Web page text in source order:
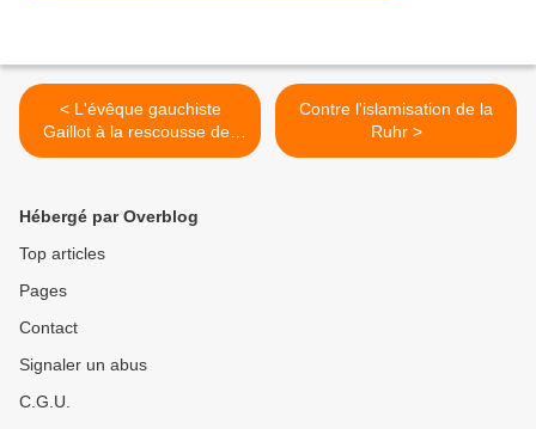
< L'évêque gauchiste
Gaillot à la rescousse des
clandestins de Creil
Contre l'islamisation de la
Ruhr >
Hébergé par Overblog
Top articles
Pages
Contact
Signaler un abus
C.G.U.